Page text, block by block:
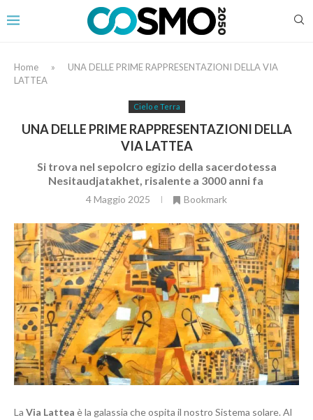
Home »
UNA DELLE PRIME RAPPRESENTAZIONI DELLA VIA
LATTEA
Cielo e Terra
UNA DELLE PRIME RAPPRESENTAZIONI DELLA
VIA LATTEA
Si trova nel sepolcro egizio della sacerdotessa
Nesitaudjatakhet, risalente a 3000 anni fa
4 Maggio 2025 Bookmark
La Via Lattea è la galassia che ospita il nostro Sistema solare. Al